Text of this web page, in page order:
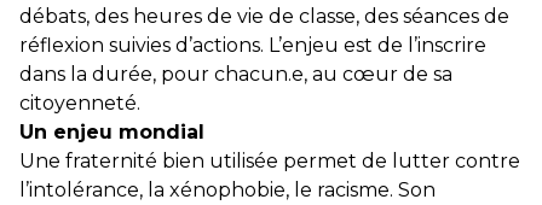
débats, des heures de vie de classe, des séances de
réflexion suivies d’actions. L’enjeu est de l’inscrire
dans la durée, pour chacun.e, au cœur de sa
citoyenneté.
Un enjeu mondial
Une fraternité bien utilisée permet de lutter contre
l’intolérance, la xénophobie, le racisme. Son